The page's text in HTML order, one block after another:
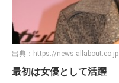
出典： https://news.allabout.co.jp
最初は女優として活躍